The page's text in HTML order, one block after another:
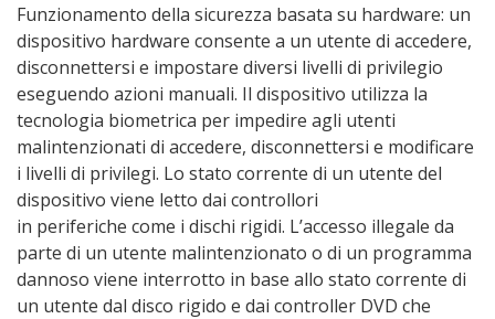
Funzionamento della sicurezza basata su hardware: un
dispositivo hardware consente a un utente di accedere,
disconnettersi e impostare diversi livelli di privilegio
eseguendo azioni manuali. Il dispositivo utilizza la
tecnologia biometrica per impedire agli utenti
malintenzionati di accedere, disconnettersi e modificare
i livelli di privilegi. Lo stato corrente di un utente del
dispositivo viene letto dai controllori
in periferiche come i dischi rigidi. L’accesso illegale da
parte di un utente malintenzionato o di un programma
dannoso viene interrotto in base allo stato corrente di
un utente dal disco rigido e dai controller DVD che